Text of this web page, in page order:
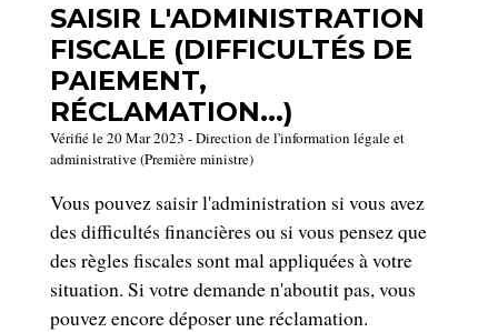
SAISIR L'ADMINISTRATION
FISCALE (DIFFICULTÉS DE
PAIEMENT,
RÉCLAMATION...)
Vérifié le 20 Mar 2023 - Direction de l'information légale et
administrative (Première ministre)
Vous pouvez saisir l'administration si vous avez
des difficultés financières ou si vous pensez que
des règles fiscales sont mal appliquées à votre
situation. Si votre demande n'aboutit pas, vous
pouvez encore déposer une réclamation.